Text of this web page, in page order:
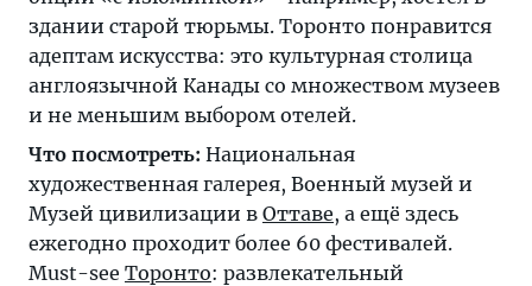
здании старой тюрьмы. Торонто понравится
адептам искусства: это культурная столица
англоязычной Канады со множеством музеев
и не меньшим выбором отелей.
Что посмотреть: Национальная
художественная галерея, Военный музей и
Музей цивилизации в Оттаве, а ещё здесь
ежегодно проходит более 60 фестивалей.
Must-see Торонто: развлекательный